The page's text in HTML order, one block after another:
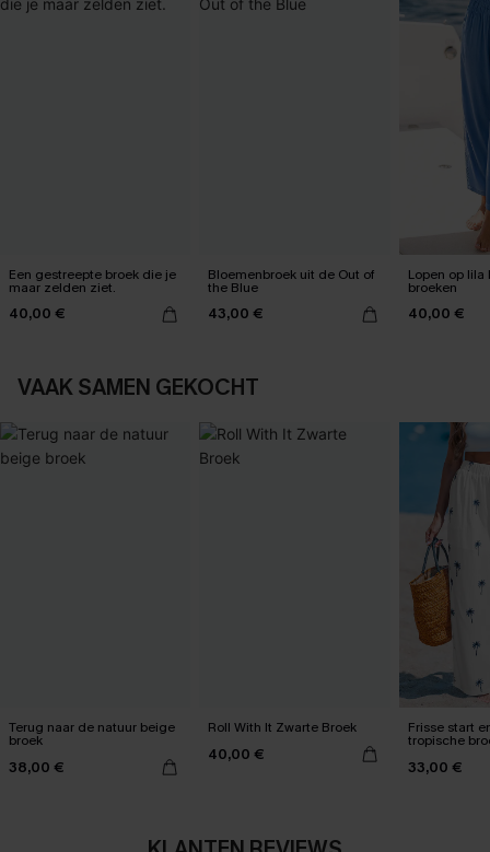
Een gestreepte broek die je
maar zelden ziet.
40,00 €
Bloemenbroek uit de Out of
the Blue
43,00 €
Lopen op lila
broeken
40,00 €
VAAK SAMEN GEKOCHT
Terug naar de natuur beige
broek
38,00 €
Roll With It Zwarte Broek
40,00 €
Frisse start
tropische
33,00 €